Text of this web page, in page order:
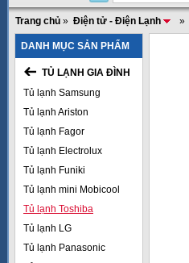
Trang chủ » Điện tử - Điện Lạnh »
DANH MỤC SẢN PHẨM
TỦ LẠNH GIA ĐÌNH
Tủ lạnh Samsung
Tủ lạnh Ariston
Tủ lạnh Fagor
Tủ lạnh Electrolux
Tủ lạnh Funiki
Tủ lạnh mini Mobicool
Tủ lạnh Toshiba
Tủ lạnh LG
Tủ lạnh Panasonic